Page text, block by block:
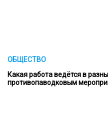
ОБЩЕСТВО
Какая работа ведётся в
противопаводковым